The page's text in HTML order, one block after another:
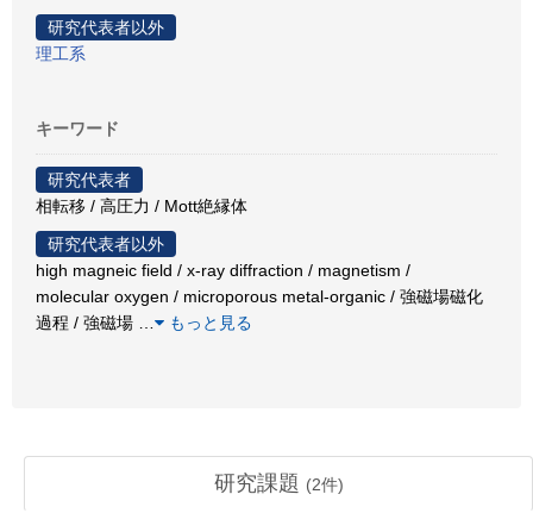
研究代表者以外
理工系
キーワード
研究代表者
相転移 / 高圧力 / Mott絶縁体
研究代表者以外
high magneic field / x-ray diffraction / magnetism /
molecular oxygen / microporous metal-organic / 強磁場磁化
過程 / 強磁場
もっと見る
研究課題 (2件)